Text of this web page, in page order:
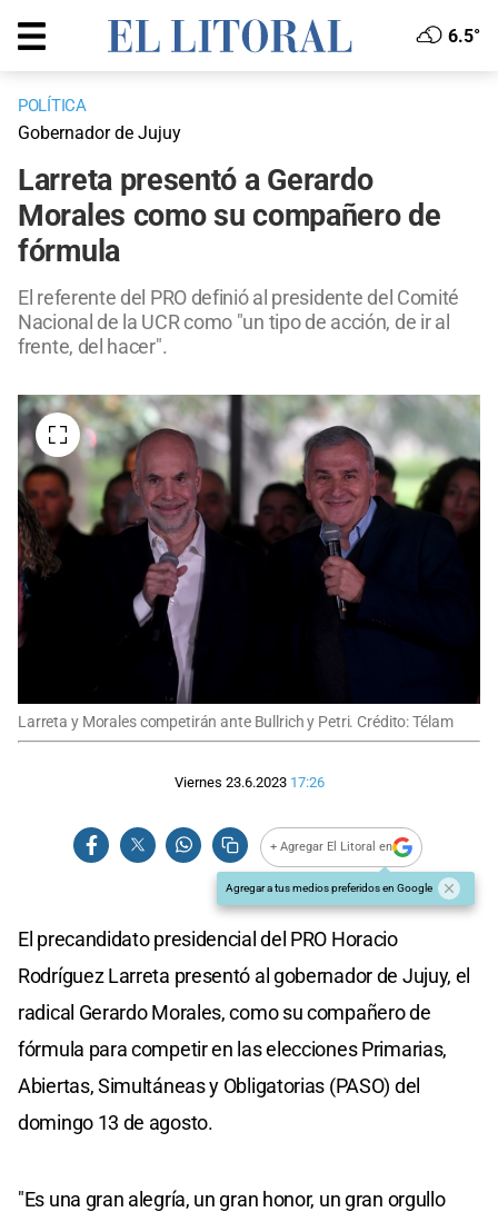
6.5°
POLÍTICA
Gobernador de Jujuy
Larreta presentó a Gerardo
Morales como su compañero de
fórmula
El referente del PRO definió al presidente del Comité
Nacional de la UCR como "un tipo de acción, de ir al
frente, del hacer".
Larreta y Morales competirán ante Bullrich y Petri. Crédito: Télam
Viernes 23.6.2023 17:26
+ Agregar El Litoral en
Agregar a tus medios preferidos en Google
El precandidato presidencial del PRO Horacio
Rodríguez Larreta presentó al gobernador de Jujuy, el
radical Gerardo Morales, como su compañero de
fórmula para competir en las elecciones Primarias,
Abiertas, Simultáneas y Obligatorias (PASO) del
domingo 13 de agosto.
"Es una gran alegría, un gran honor, un gran orgullo